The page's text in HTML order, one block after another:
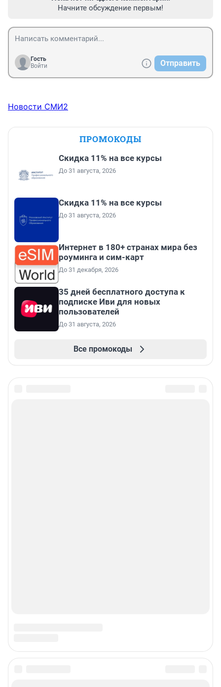
Начните обсуждение первым!
Гость
Войти
Отправить
Новости СМИ2
ПРОМОКОДЫ
Скидка 11% на все курсы
До 31 августа, 2026
Скидка 11% на все курсы
До 31 августа, 2026
Интернет в 180+ странах мира без
роуминга и сим-карт
До 31 декабря, 2026
35 дней бесплатного доступа к
подписке Иви для новых
пользователей
До 31 августа, 2026
Все промокоды